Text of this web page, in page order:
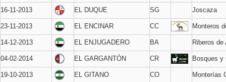
16-11-2013 EL DUQUE SG Joscaza
23-11-2013 EL ENCINAR CC Monteros
14-12-2013 EL ENJUGADERO BA Riberos de
04-02-2014 EL GARGANTÓN CR Bosques y
19-10-2013 EL GITANO CO Monterías